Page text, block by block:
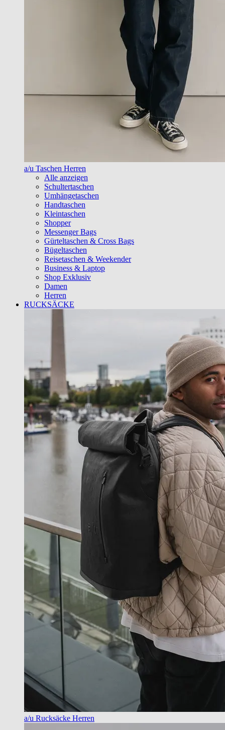
a/u Taschen Herren
Alle anzeigen
Schultertaschen
Umhängetaschen
Handtaschen
Kleintaschen
Shopper
Messenger Bags
Gürteltaschen & Cross Bags
Bügeltaschen
Reisetaschen & Weekender
Business & Laptop
Shop Exklusiv
Damen
Herren
RUCKSÄCKE
a/u Rucksäcke Herren